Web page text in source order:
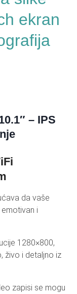
– IPS
da vaše
i
1280×800,
živo i detaljno iz
zapisi se mogu
ekran